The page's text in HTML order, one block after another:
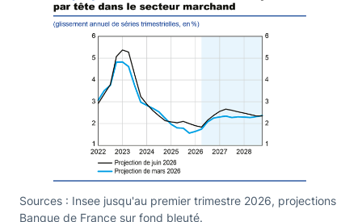
Sources : Insee jusqu'au premier trimestre 2026, projections
Banque de France sur fond bleuté.